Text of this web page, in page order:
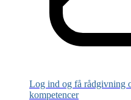
Log ind og få rådgivning
kompetencer